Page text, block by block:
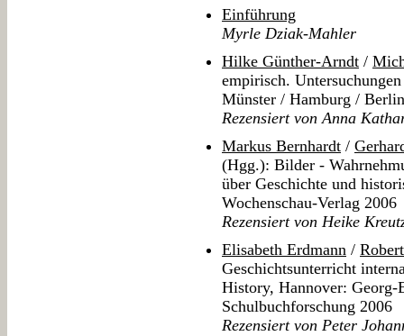
Einführung
Myrle Dziak-Mahler
Hilke Günther-Arndt /
empirisch.
Münster / Hamburg /
Rezensiert von Anna
Markus Bernhardt /
(Hgg.): Bilder -
über Geschichte und
Wochenschau-Verlag 2006
Rezensiert von Heike
Elisabeth Erdmann /
Geschichtsunterricht
History, Hannover:
Schulbuchforschung 2006
Rezensiert von Peter